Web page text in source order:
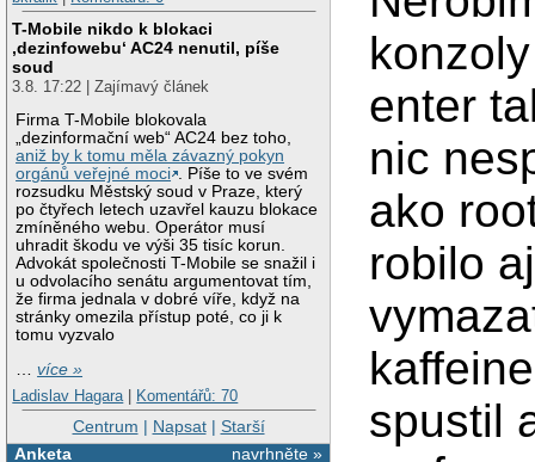
T-Mobile nikdo k blokaci
‚dezinfowebu‘ AC24 nenutil, píše
soud
3.8. 17:22 | Zajímavý článek
Firma T-Mobile blokovala
„dezinformační web“ AC24 bez toho,
aniž by k tomu měla závazný pokyn
orgánů veřejné moci . Píše to ve svém
rozsudku Městský soud v Praze, který
po čtyřech letech uzavřel kauzu blokace
zmíněného webu. Operátor musí
uhradit škodu ve výši 35 tisíc korun.
Advokát společnosti T-Mobile se snažil i
u odvolacího senátu argumentovat tím,
že firma jednala v dobré víře, když na
stránky omezila přístup poté, co ji k
tomu vyzvalo
…více »
Ladislav Hagara | Komentářů: 70
Centrum | Napsat| Starší
navrhněte »
Anketa
enter
nic
ako
robilo
spustil